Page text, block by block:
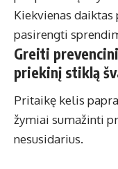
Kiekvienas
pasirengti
Greiti
priekinį stiklą
Pritaikę kelis
žymiai sumažinti
nesusidarius.